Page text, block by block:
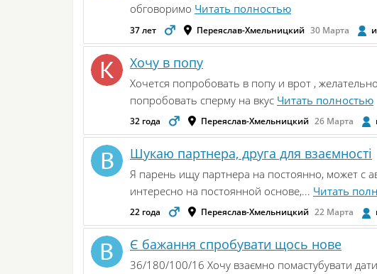
обговоримо Читать полностью
37 лет Переяслав-Хмельницкий 30 Марта
Хочу в попу
Хочется попробовать в попу и врот ,
попробовать сперму на вкус Читать полностью
32 года Переяслав-Хмельницкий 26 Марта
Шукаю партнера, друга для взаємності
Я парень ищу партнера на постоянно, может с
интересно на постоянной основе,... Читать
22 года Переяслав-Хмельницкий 22 Марта
Є бажання спробувати щось нове
36/180/100/16 Хочу взаємно помастубувати дати